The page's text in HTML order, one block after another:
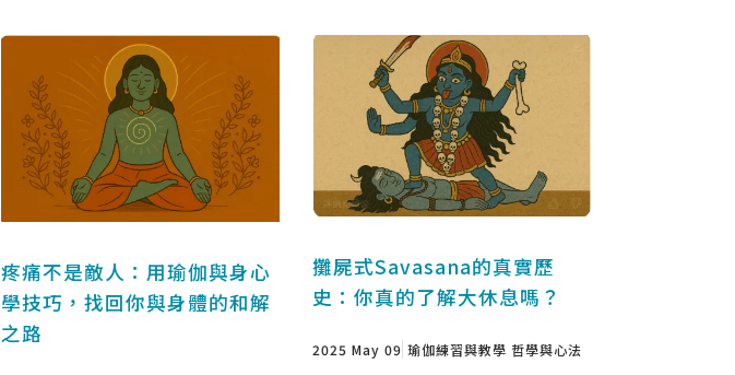
疼痛不是敵人：用瑜伽與身心
學技巧，找回你與身體的和解
之路
攤屍式Savasana的真實歷
史：你真的了解大休息嗎？
2025 May 09 瑜伽練習與教學 哲學與心法